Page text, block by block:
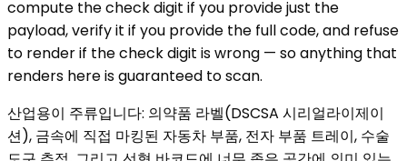
compute the check digit if you provide just the
payload, verify it if you provide the full code, and refuse
to render if the check digit is wrong — so anything that
renders here is guaranteed to scan.
산업용이 주류입니다: 의약품 라벨(DSCSA 시리얼라이제이
션), 금속에 직접 마킹된 자동차 부품, 전자 부품 트레이, 수술